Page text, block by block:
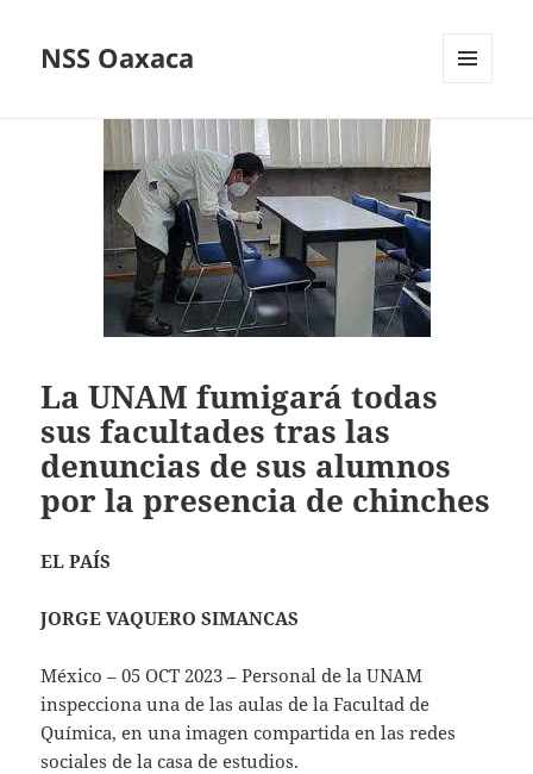
NSS Oaxaca
La UNAM fumigará todas
sus facultades tras las
denuncias de sus alumnos
por la presencia de chinches
EL PAÍS
JORGE VAQUERO SIMANCAS
México – 05 OCT 2023 – Personal de la UNAM
inspecciona una de las aulas de la Facultad de
Química, en una imagen compartida en las redes
sociales de la casa de estudios.